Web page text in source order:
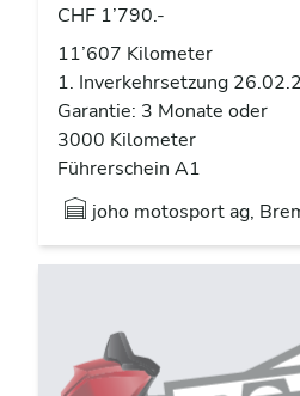
CHF 1’790.-
11’607 Kilometer
1. Inverkehrsetzung
Garantie: 3 Monate oder
3000 Kilometer
Führerschein A1
joho motosport ag,